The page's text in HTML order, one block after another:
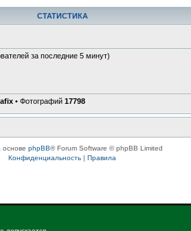
СТАТИСТИКА
за последние 5 минут)
• Фотографий 17798
основеphpBB® Forum Software © phpBB Limited
Конфиденциальность |Правила